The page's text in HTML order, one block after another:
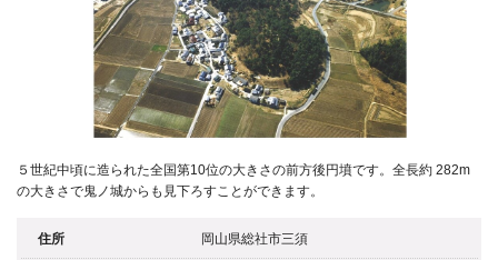
５世紀中頃に造られた全国第10位の大きさの前方後円墳です。全長約 282m
の大きさで鬼ノ城からも見下ろすことができます。
住所 岡山県総社市三須